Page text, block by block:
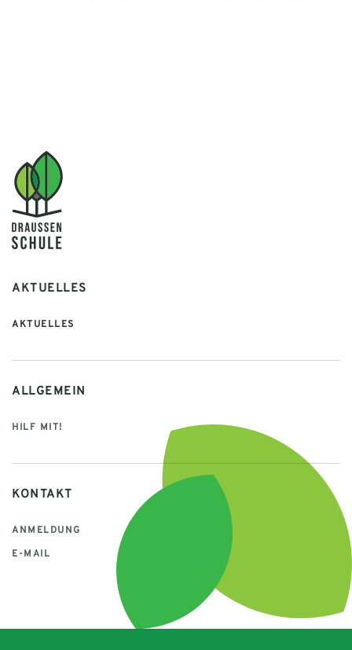
AKTUELLES
AKTUELLES
ALLGEMEIN
HILF MIT!
KONTAKT
ANMELDUNG
E-MAIL